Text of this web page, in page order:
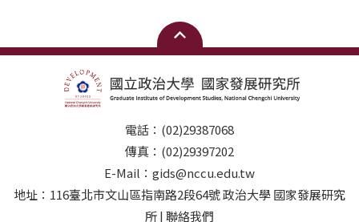
電話：(02)29387068
傳真：(02)29397202
E-Mail：gids@nccu.edu.tw
地址：116臺北市文山區指南路2段64號 政治大學 國家發展研究
所 | 聯絡我們